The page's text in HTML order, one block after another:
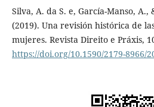
Silva, A. da S. e, García-Manso, A.,
(2019). Una revisión histórica de
mujeres. Revista Direito e Práxis,
https://doi.org/10.1590/2179-8966/